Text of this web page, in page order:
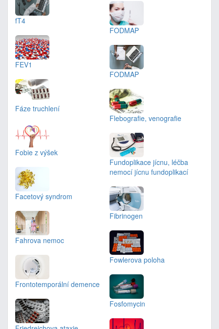
fT4
FEV1
Fáze truchlení
Fobie z výšek
Facetový syndrom
Fahrova nemoc
Frontotemporální demence
FODMAP
FODMAP
Flebografie, venografie
Fundoplikace jícnu, léčba
nemocí jícnu fundoplikací
Fibrinogen
Fowlerova poloha
Fosfomycin